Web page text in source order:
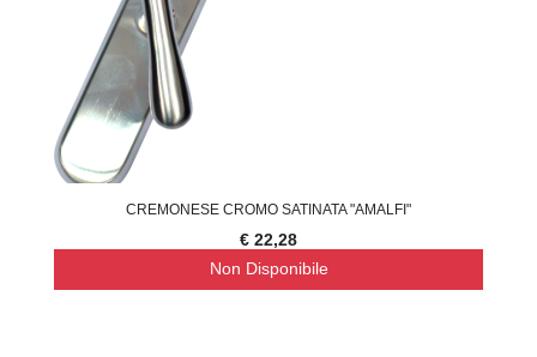
CREMONESE CROMO SATINATA "AMALFI"
€ 22,28
Non Disponibile